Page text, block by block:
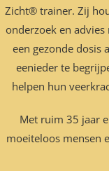
Zicht® trainer. Zij
onderzoek en
een gezonde dosis
eenieder te
helpen hun
Met ruim 35 jaar
moeiteloos mensen